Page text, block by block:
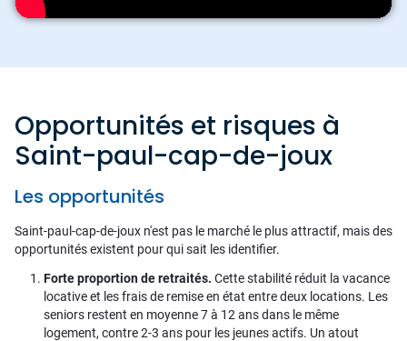
Opportunités et risques à
Saint-paul-cap-de-joux
Les opportunités
Saint-paul-cap-de-joux n'est pas le marché le plus attractif, mais des
opportunités existent pour qui sait les identifier.
Forte proportion de retraités. Cette stabilité réduit la vacance
locative et les frais de remise en état entre deux locations. Les
seniors restent en moyenne 7 à 12 ans dans le même
logement, contre 2-3 ans pour les jeunes actifs. Un atout